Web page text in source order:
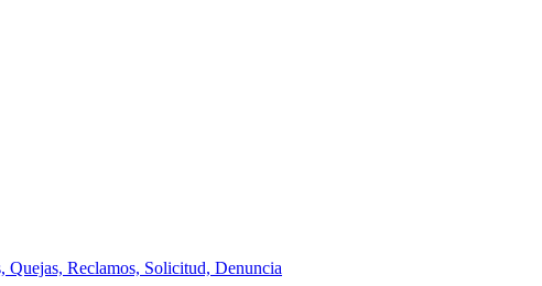
Quejas, Reclamos, Solicitud, Denuncia